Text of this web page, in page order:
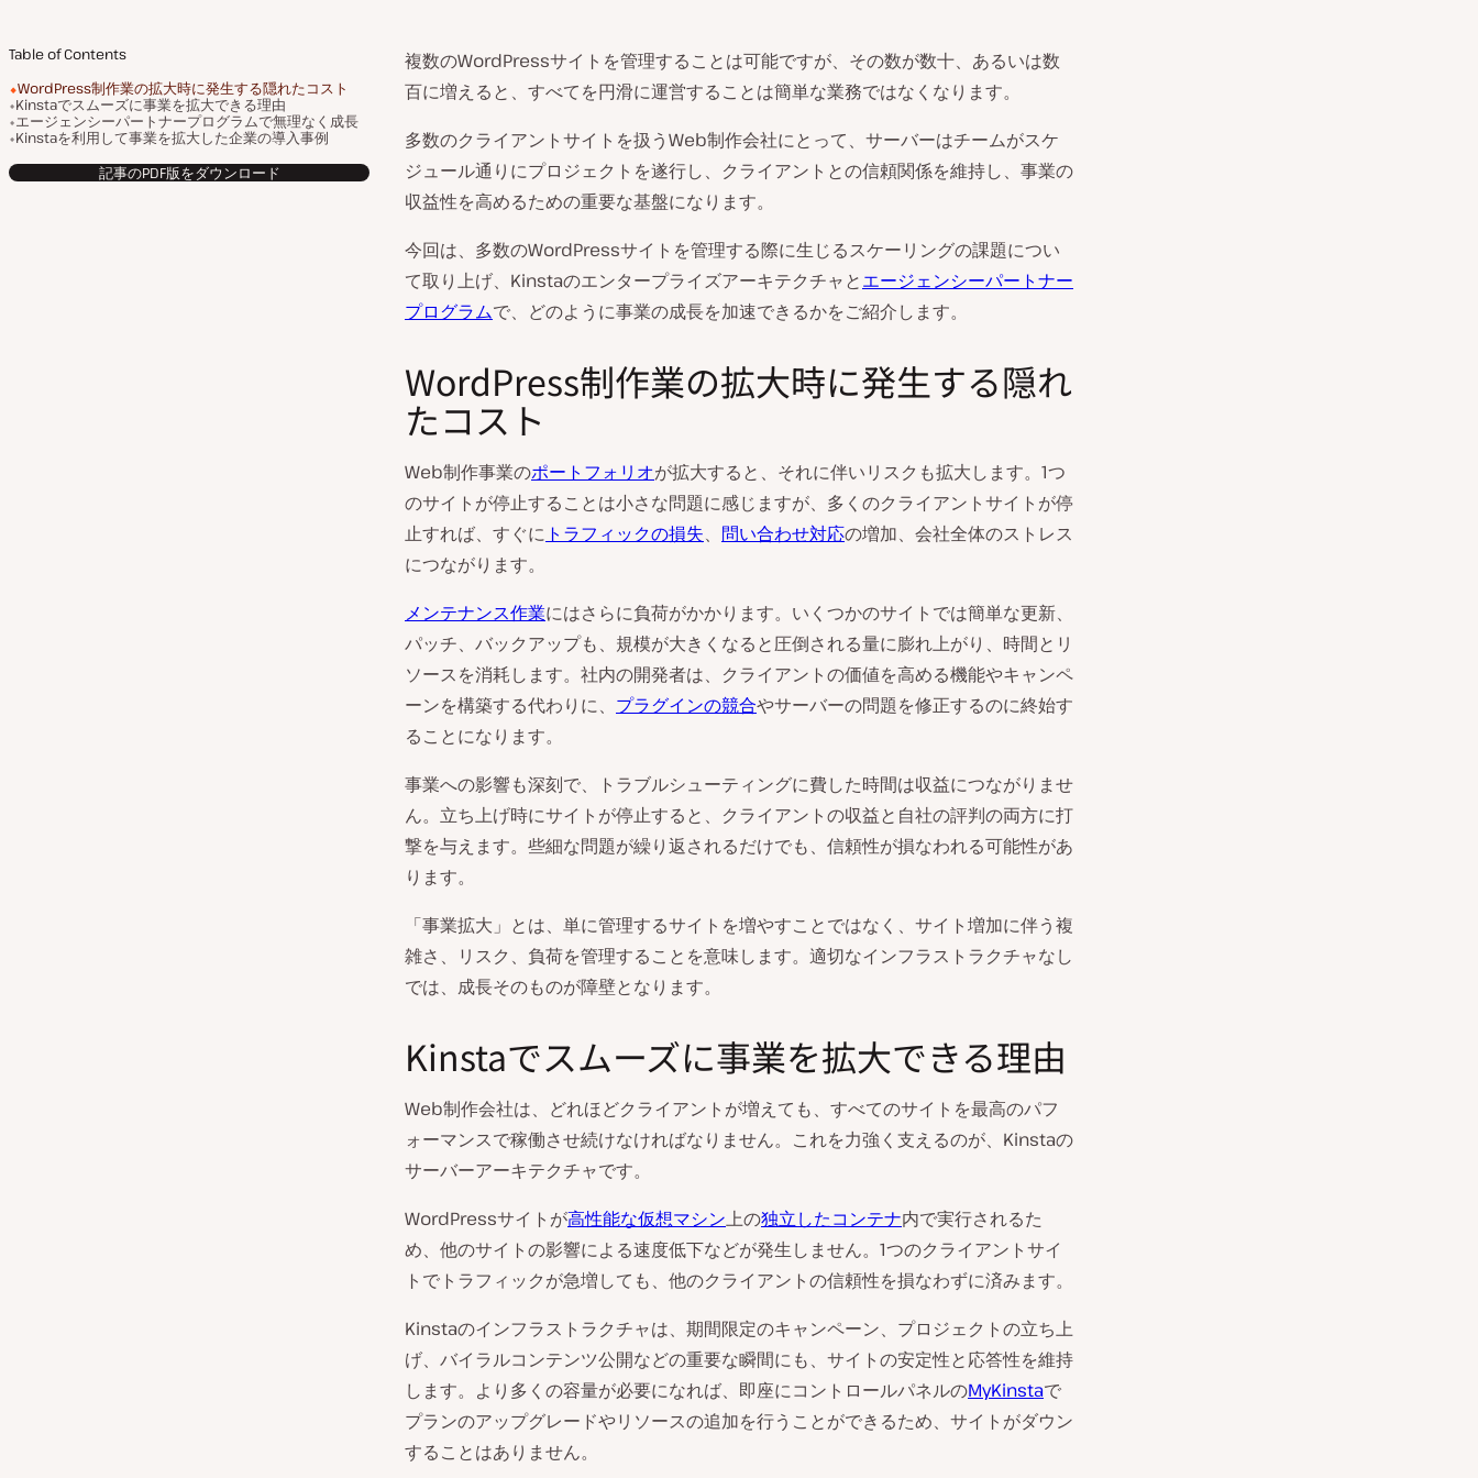
Table of Contents
WordPress制作業の拡大時に発生する隠れたコスト
Kinstaでスムーズに事業を拡大できる理由
エージェンシーパートナープログラムで無理なく成長
Kinstaを利用して事業を拡大した企業の導入事例
記事のPDF版をダウンロード
複数のWordPressサイトを管理することは可能ですが、その数が数十、あるいは数
百に増えると、すべてを円滑に運営することは簡単な業務ではなくなります。
多数のクライアントサイトを扱うWeb制作会社にとって、サーバーはチームがスケ
ジュール通りにプロジェクトを遂行し、クライアントとの信頼関係を維持し、事業の
収益性を高めるための重要な基盤になります。
今回は、多数のWordPressサイトを管理する際に生じるスケーリングの課題につい
て取り上げ、Kinstaのエンタープライズアーキテクチャとエージェンシーパートナー
プログラムで、どのように事業の成長を加速できるかをご紹介します。
WordPress制作業の拡大時に発生する隠れ
たコスト
Web制作事業のポートフォリオが拡大すると、それに伴いリスクも拡大します。1つ
のサイトが停止することは小さな問題に感じますが、多くのクライアントサイトが停
止すれば、すぐに トラフィックの損失、 問い合わせ対応の増加、会社全体のストレス
につながります。
メンテナンス作業にはさらに負荷がかかります。いくつかのサイトでは簡単な更新、
パッチ、バックアップも、規模が大きくなると圧倒される量に膨れ上がり、時間とリ
ソースを消耗します。社内の開発者は、クライアントの価値を高める機能やキャンペ
ーンを構築する代わりに、 プラグインの競合やサーバーの問題を修正するのに終始す
ることになります。
事業への影響も深刻で、トラブルシューティングに費した時間は収益につながりませ
ん。立ち上げ時にサイトが停止すると、クライアントの収益と自社の評判の両方に打
撃を与えます。些細な問題が繰り返されるだけでも、信頼性が損なわれる可能性があ
ります。
「事業拡大」とは、単に管理するサイトを増やすことではなく、サイト増加に伴う複
雑さ、リスク、負荷を管理することを意味します。適切なインフラストラクチャなし
では、成長そのものが障壁となります。
Kinstaでスムーズに事業を拡大できる理由
Web制作会社は、どれほどクライアントが増えても、すべてのサイトを最高のパフ
ォーマンスで稼働させ続けなければなりません。これを力強く支えるのが、Kinstaの
サーバーアーキテクチャです。
WordPressサイトが高性能な仮想マシン上の独立したコンテナ内で実行されるた
め、他のサイトの影響による速度低下などが発生しません。1つのクライアントサイ
トでトラフィックが急増しても、他のクライアントの信頼性を損なわずに済みます。
Kinstaのインフラストラクチャは、期間限定のキャンペーン、プロジェクトの立ち上
げ、バイラルコンテンツ公開などの重要な瞬間にも、サイトの安定性と応答性を維持
します。より多くの容量が必要になれば、即座にコントロールパネルのMyKinstaで
プランのアップグレードやリソースの追加を行うことができるため、サイトがダウン
することはありません。